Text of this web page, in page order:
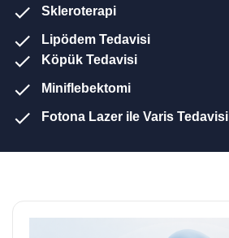
Skleroterapi
Lipödem Tedavisi
Köpük Tedavisi
Miniflebektomi
Fotona Lazer ile Varis Tedavisi